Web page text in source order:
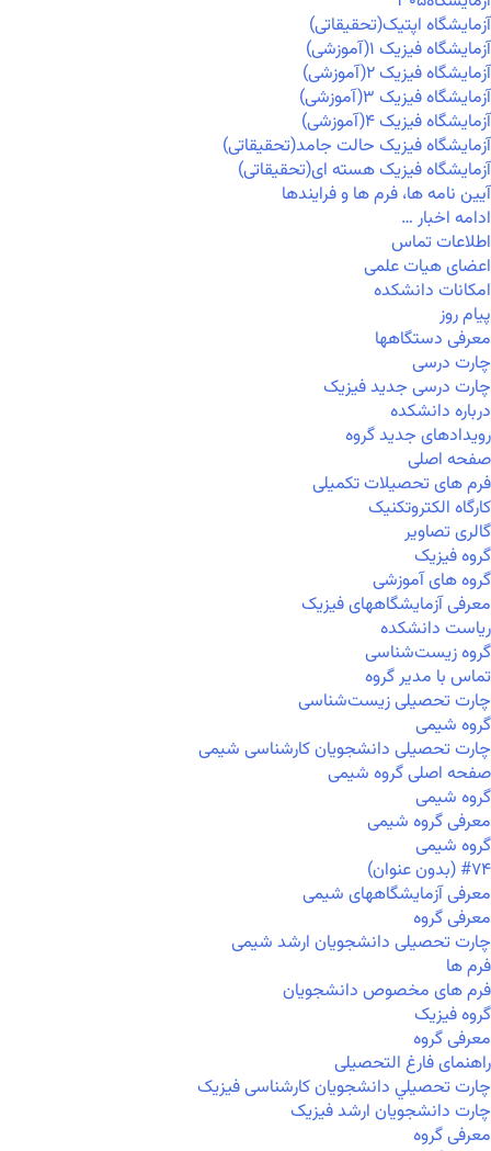
آزمایشگاه اپتیک(تحقیقاتی)
آزمایشگاه فیزیک ۱(آموزشی)
آزمایشگاه فیزیک ۲(آموزشی)
آزمایشگاه فیزیک ۳(آموزشی)
آزمایشگاه فیزیک ۴(آموزشی)
آزمایشگاه فیزیک حالت جامد(تحقیقاتی)
آزمایشگاه فیزیک هسته ای(تحقیقاتی)
آیین نامه ها، فرم ها و فرایندها
ادامه اخبار …
اطلاعات تماس
اعضای هیات علمی
امکانات دانشکده
پیام روز
معرفی دستگاهها
چارت درسی
چارت درسی جدید فیزیک
درباره دانشکده
رویدادهای جدید گروه
صفحه اصلی
فرم های تحصیلات تکمیلی
کارگاه الکتروتکنیک
گالری تصاویر
گروه فیزیک
گروه های آموزشی
معرفی آزمایشگاههای فیزیک
ریاست دانشکده
گروه زیست‌شناسی
تماس با مدیر گروه
چارت تحصیلی زیست‌شناسی
گروه شیمی
چارت تحصیلی دانشجویان کارشناسی شیمی
صفحه اصلی گروه شیمی
گروه شیمی
معرفی گروه شیمی
گروه شیمی
#۷۴ (بدون عنوان)
معرفی آزمایشگاههای شیمی
معرفی گروه
چارت تحصیلی دانشجویان ارشد شیمی
فرم ها
فرم های مخصوص دانشجویان
گروه فیزیک
معرفی گروه
راهنمای فارغ التحصیلی
چارت تحصيلي دانشجویان کارشناسی فیزیک
چارت دانشجویان ارشد فیزیک
معرفی گروه